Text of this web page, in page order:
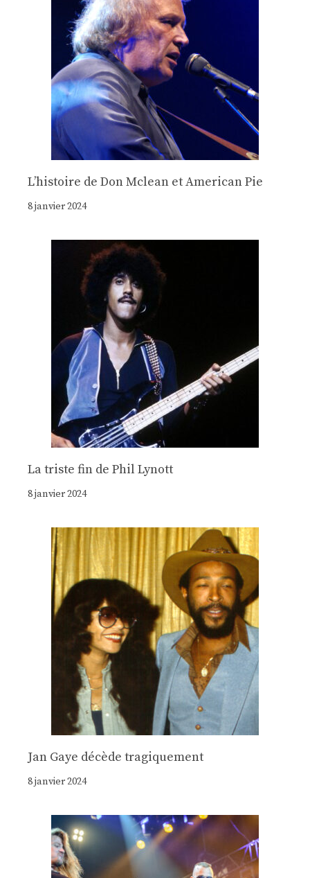
Lʼhistoire de Don Mclean et American Pie
8 janvier 2024
La triste fin de Phil Lynott
8 janvier 2024
Jan Gaye décède tragiquement
8 janvier 2024